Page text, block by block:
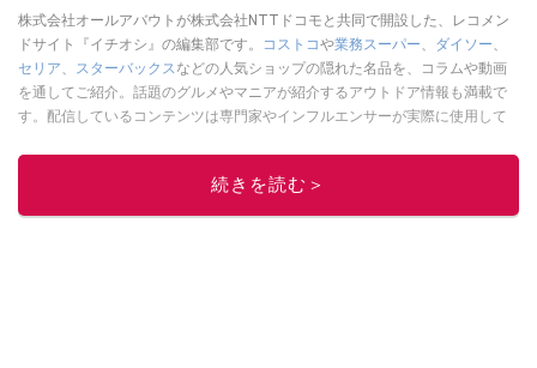
株式会社オールアバウトが株式会社NTTドコモと共同で開設した、レコメン
ドサイト『イチオシ』の編集部です。
コストコや業務スーパー、 ダイソー、
セリア、 スターバックスなどの人気ショップの隠れた名品を、コラムや動画
を通してご紹介。話題のグルメやマニアが紹介するアウトドア情報も満載で
す。配信しているコンテンツは専門家やインフルエンサーが実際に使用して
ニュースでフォロー
続きを読む＞